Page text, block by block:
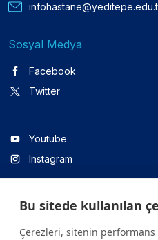
Sosyal Medya
Facebook
Twitter
Youtube
Instagram
Linkedin
Bu sitede kullanılan
Çerezleri, sitenin performans